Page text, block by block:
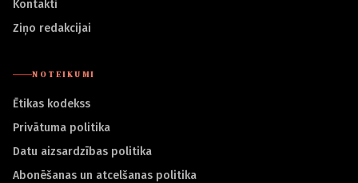
Kontakti
Ziņo redakcijai
NOTEIKUMI
Ētikas kodekss
Privātuma politika
Datu aizsardzības politika
Abonēšanas un atcelšanas politika